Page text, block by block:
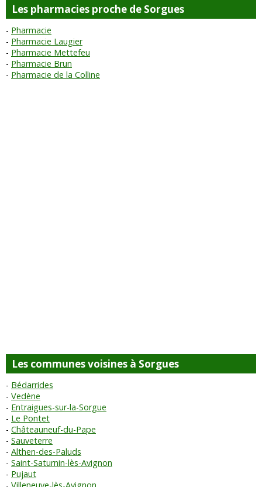
Les pharmacies proche de Sorgues
Pharmacie
Pharmacie Laugier
Pharmacie Mettefeu
Pharmacie Brun
Pharmacie de la Colline
Les communes voisines à Sorgues
Bédarrides
Vedène
Entraigues-sur-la-Sorgue
Le Pontet
Châteauneuf-du-Pape
Sauveterre
Althen-des-Paluds
Saint-Saturnin-lès-Avignon
Pujaut